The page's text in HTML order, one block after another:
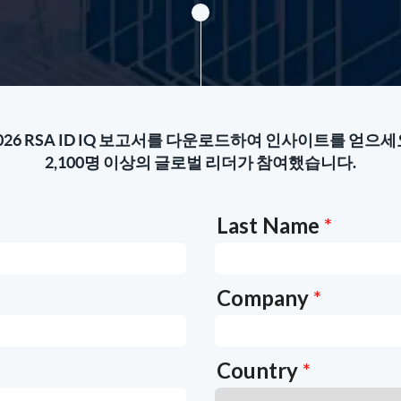
RSA ID IQ 보고서를 다운로드하여 인사이트를 얻으세
2,100명 이상의 글로벌 리더가 참여했습니다.